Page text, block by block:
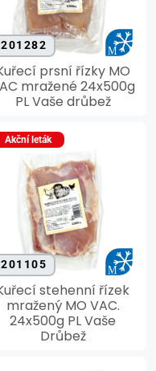
201282
prsní řízky MO
mražené 24x500g
PL Vaše drůbež
Akční leták
201105
stehenní řízek
mražený MO VAC.
24x500g PL Vaše
Drůbež